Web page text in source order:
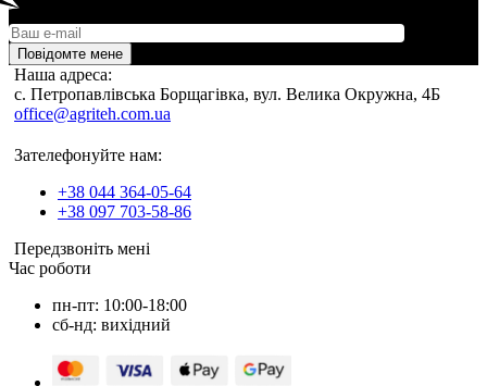
Повідомте мене
Наша адреса:
c. Петропавлівська Борщагівка, вул. Велика Окружна, 4Б
office@agriteh.com.ua
Зателефонуйте нам:
+38 044 364-05-64
+38 097 703-58-86
Передзвоніть мені
Час роботи
пн-пт: 10:00-18:00
сб-нд: вихідний